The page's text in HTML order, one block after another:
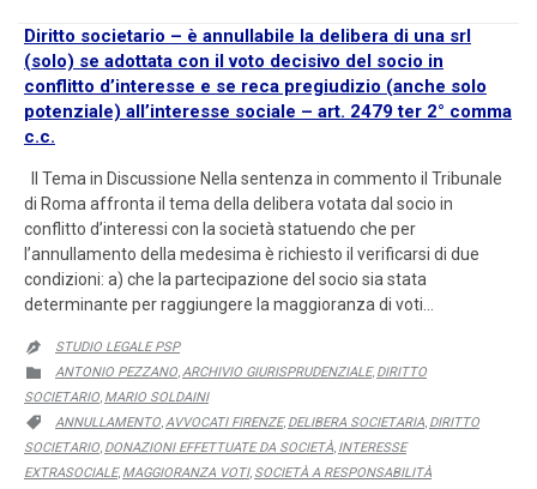
Diritto societario – è annullabile la delibera di una srl
(solo) se adottata con il voto decisivo del socio in
conflitto d’interesse e se reca pregiudizio (anche solo
potenziale) all’interesse sociale – art. 2479 ter 2° comma
c.c.
Il Tema in Discussione Nella sentenza in commento il Tribunale
di Roma affronta il tema della delibera votata dal socio in
conflitto d’interessi con la società statuendo che per
l’annullamento della medesima è richiesto il verificarsi di due
condizioni: a) che la partecipazione del socio sia stata
determinante per raggiungere la maggioranza di voti…

STUDIO LEGALE PSP

CATEGORY
ANTONIO PEZZANO ARCHIVIO GIURISPRUDENZIALE, DIRITTO
SOCIETARIO MARIO SOLDAINI

CATEGORY
ANNULLAMENTO AVVOCATI FIRENZE, DELIBERA SOCIETARIA DIRITTO
SOCIETARIO DONAZIONI EFFETTUATE DA SOCIETÀ INTERESSE
EXTRASOCIALE, MAGGIORANZA VOTI, SOCIETÀ A RESPONSABILITÀ